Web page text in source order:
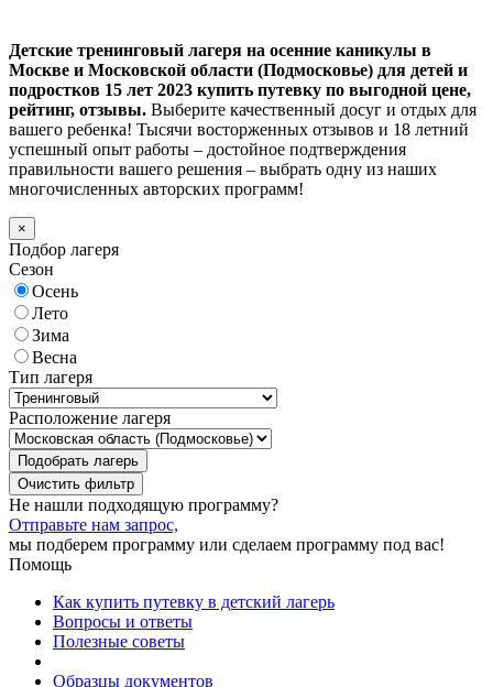
Детские тренинговый лагеря на осенние каникулы в
Москве и Московской области (Подмосковье) для детей и
подростков 15 лет 2023 купить путевку по выгодной цене,
рейтинг, отзывы. Выберите качественный досуг и отдых для
вашего ребенка! Тысячи восторженных отзывов и 18 летний
успешный опыт работы – достойное подтверждения
правильности вашего решения – выбрать одну из наших
многочисленных авторских программ!
×
Подбор лагеря
Сезон
Осень
Лето
Зима
Весна
Тип лагеря
Расположение лагеря
Подобрать лагерь
Не нашли подходящую программу?
Отправьте нам запрос,
мы подберем программу или сделаем программу под вас!
Помощь
Как купить путевку в детский лагерь
Вопросы и ответы
Полезные советы
Образцы документов